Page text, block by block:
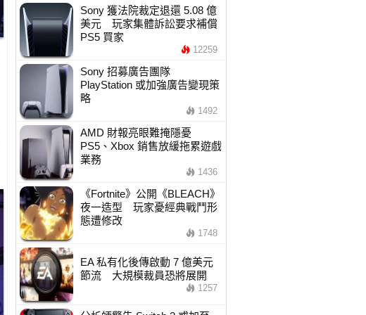
Sony 獲法院裁定退還 5.08 億
美元 玩家集體訴訟要求補償
PS5 買家
12259
Sony 招募廣告團隊
PlayStation 或加強廣告變現策
略
1492
AMD 財報亮眼難掩隱憂
PS5、Xbox 銷售放緩拖累遊戲
業務
1436
《Fortnite》公開《BLEACH》
夜一造型 玩家憂經典戰鬥形
態遭修改
1748
EA 私有化後傳啟動 7 億美元
節流 大規模裁員恐將展開
1257